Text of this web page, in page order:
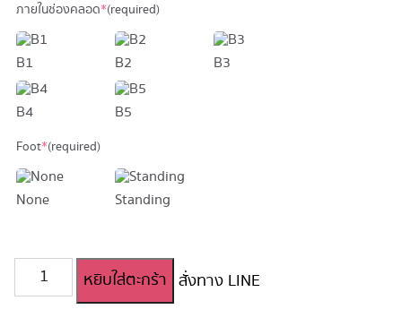
ภายในช่องคลอด*(required)
B1 B2 B3
B4 B5
Foot*(required)
None Standing
จำนวน
ตุ๊กตา
หยิบใส่ตะกร้า สั่งทาง LINE